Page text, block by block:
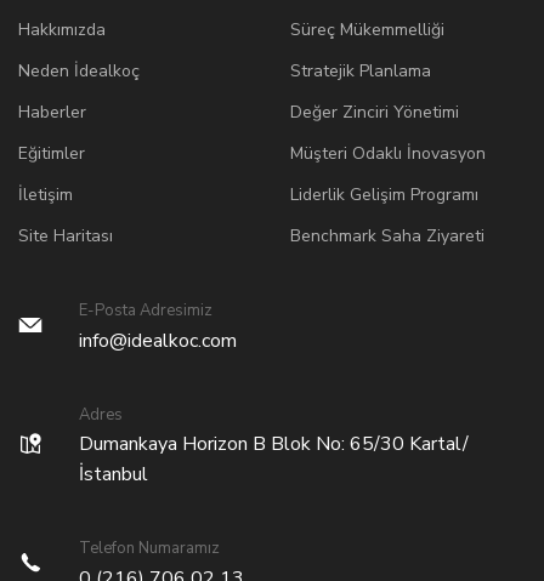
Hakkımızda
Neden İdealkoç
Haberler
Eğitimler
İletişim
Site Haritası
Süreç Mükemmelliği
Stratejik Planlama
Değer Zinciri Yönetimi
Müşteri Odaklı İnovasyon
Liderlik Gelişim Programı
Benchmark Saha Ziyareti
E-Posta Adresimiz
info@idealkoc.com
Adres
Dumankaya Horizon B Blok No: 65/30 Kartal/
İstanbul
Telefon Numaramız